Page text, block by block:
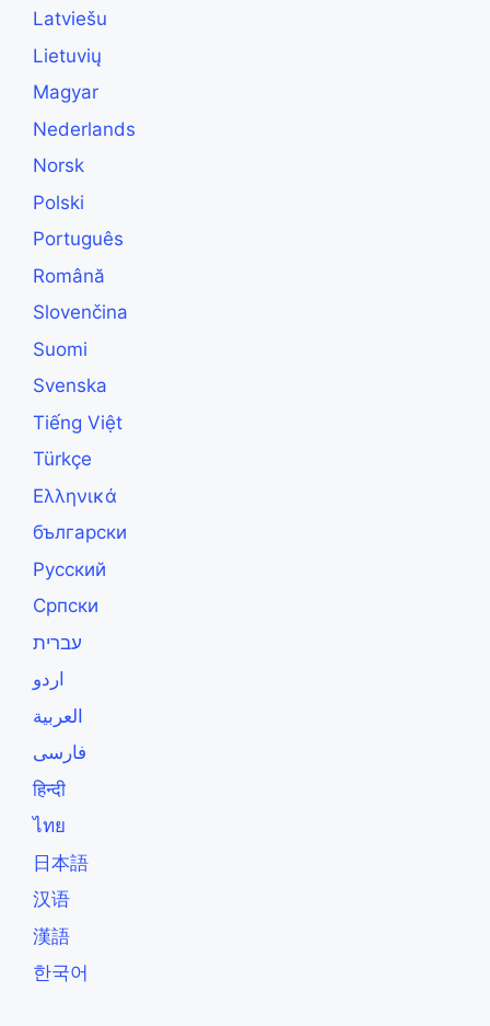
Latviešu
Lietuvių
Magyar
Nederlands
Norsk
Polski
Português
Română
Slovenčina
Suomi
Svenska
Tiếng Việt
Türkçe
Ελληνικά
български
Русский
Српски
עברית
اردو
العربية
فارسی
हिन्दी
ไทย
日本語
汉语
漢語
한국어